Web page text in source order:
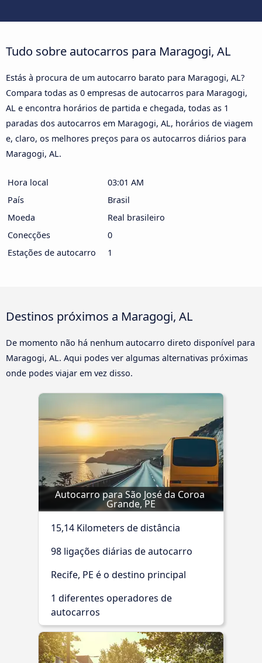
Tudo sobre autocarros para Maragogi, AL
Estás à procura de um autocarro barato para Maragogi, AL?
Compara todas as 0 empresas de autocarros para Maragogi,
AL e encontra horários de partida e chegada, todas as 1
paradas dos autocarros em Maragogi, AL, horários de viagem
e, claro, os melhores preços para os autocarros diários para
Maragogi, AL.
Hora local
03:01 AM
País
Brasil
Moeda
Real brasileiro
Conecções
0
Estações de autocarro
1
Destinos próximos a Maragogi, AL
De momento não há nenhum autocarro direto disponível para
Maragogi, AL. Aqui podes ver algumas alternativas próximas
onde podes viajar em vez disso.
Autocarro para São José da Coroa
Grande, PE
15,14 Kilometers de distância
98 ligações diárias de autocarro
Recife, PE é o destino principal
1 diferentes operadores de
autocarros